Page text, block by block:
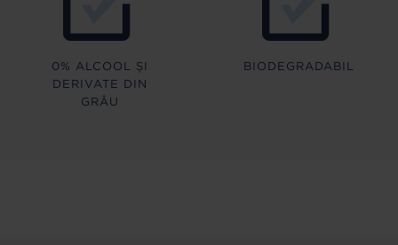
0% ALCOOL ȘI
DERIVATE DIN
GRÂU
BIODEGRADABIL